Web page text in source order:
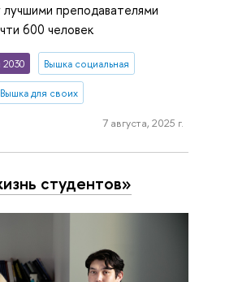
лучшими преподавателями
600 человек
Вышка социальная
Вышка для своих
7 августа, 2025 г.
студентов»